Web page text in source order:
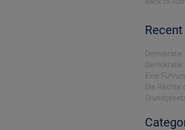
Demokratie
Demokratie
Eine
Die Rechte